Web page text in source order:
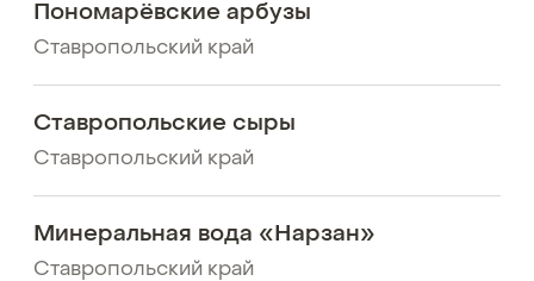
Ставропольский край
Пономарёвские арбузы
Ставропольский край
Ставропольские сыры
Ставропольский край
Минеральная вода «Нарзан»